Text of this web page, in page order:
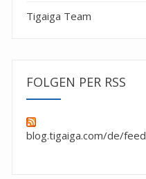
Tigaiga Team
FOLGEN PER RSS
blog.tigaiga.com/de/feed